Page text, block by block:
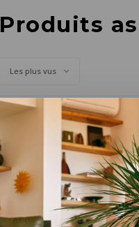
Produits
Les plus vus
Aucun produit n'a été trouvé...